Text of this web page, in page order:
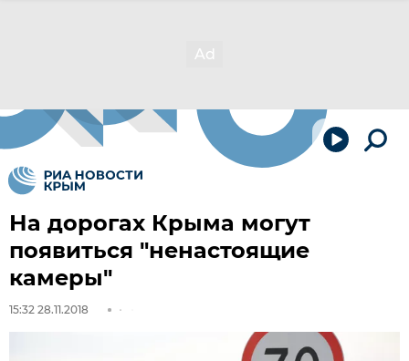
На дорогах Крыма могут
появиться "ненастоящие
камеры"
15:32 28.11.2018